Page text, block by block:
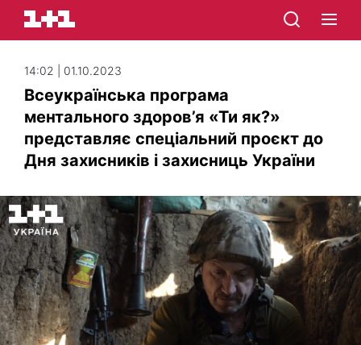
14:02 | 01.10.2023
Всеукраїнська програма
ментального здоров’я «Ти як?»
представляє спеціальний проєкт до
Дня захисників і захисниць України